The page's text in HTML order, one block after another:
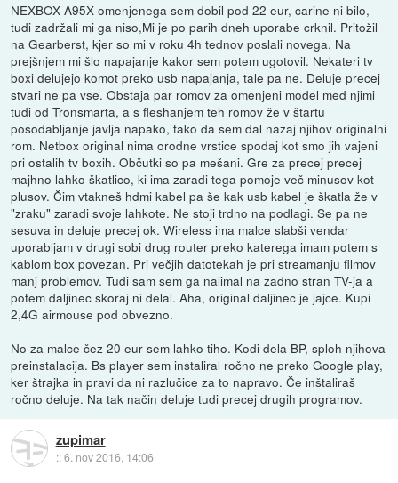
NEXBOX A95X omenjenega sem dobil pod 22 eur, carine ni bilo,
tudi zadržali mi ga niso,Mi je po parih dneh uporabe crknil. Pritožil
na Gearberst, kjer so mi v roku 4h tednov poslali novega. Na
prejšnjem mi šlo napajanje kakor sem potem ugotovil. Nekateri tv
boxi delujejo komot preko usb napajanja, tale pa ne. Deluje precej
stvari ne pa vse. Obstaja par romov za omenjeni model med njimi
tudi od Tronsmarta, a s fleshanjem teh romov že v štartu
posodabljanje javlja napako, tako da sem dal nazaj njihov originalni
rom. Netbox original nima orodne vrstice spodaj kot smo jih vajeni
pri ostalih tv boxih. Občutki so pa mešani. Gre za precej precej
majhno lahko škatlico, ki ima zaradi tega pomoje več minusov kot
plusov. Čim vtakneš hdmi kabel pa še kak usb kabel je škatla že v
"zraku" zaradi svoje lahkote. Ne stoji trdno na podlagi. Se pa ne
sesuva in deluje precej ok. Wireless ima malce slabši vendar
uporabljam v drugi sobi drug router preko katerega imam potem s
kablom box povezan. Pri večjih datotekah je pri streamanju filmov
manj problemov. Tudi sam sem ga nalimal na zadno stran TV-ja a
potem daljinec skoraj ni delal. Aha, original daljinec je jajce. Kupi
2,4G airmouse pod obvezno.
No za malce čez 20 eur sem lahko tiho. Kodi dela BP, sploh njihova
preinstalacija. Bs player sem instaliral ročno ne preko Google play,
ker štrajka in pravi da ni razlučice za to napravo. Če inštaliraš
ročno deluje. Na tak način deluje tudi precej drugih programov.
zupimar
::6. nov 2016, 14:06